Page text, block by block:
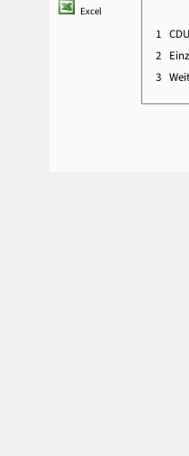
Excel
1 CDU
2
3